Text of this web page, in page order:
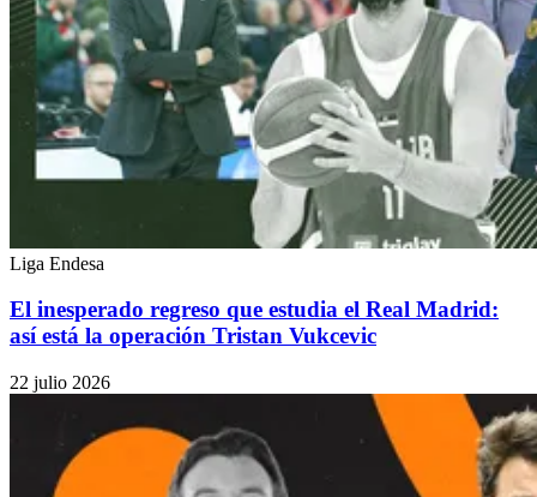
Liga Endesa
El inesperado regreso que estudia el Real Madrid:
así está la operación Tristan Vukcevic
22 julio 2026